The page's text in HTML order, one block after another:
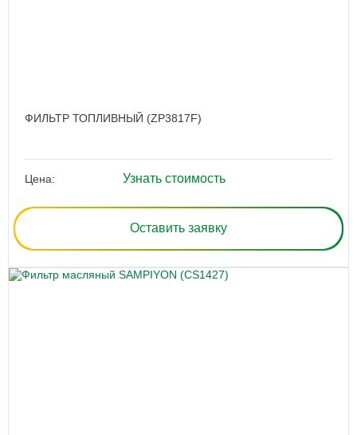
ФИЛЬТР ТОПЛИВНЫЙ (ZP3817F)
Цена: Узнать стоимость
Оставить заявку